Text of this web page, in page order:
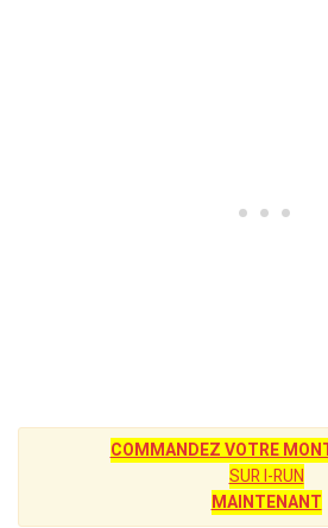
COMMANDEZ VOTRE
SUR I-RUN
MAINTENANT